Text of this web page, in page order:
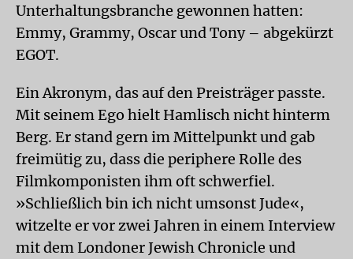
Unterhaltungsbranche gewonnen hatten:
Emmy, Grammy, Oscar und Tony – abgekürzt
EGOT.
Ein Akronym, das auf den Preisträger passte.
Mit seinem Ego hielt Hamlisch nicht hinterm
Berg. Er stand gern im Mittelpunkt und gab
freimütig zu, dass die periphere Rolle des
Filmkomponisten ihm oft schwerfiel.
»Schließlich bin ich nicht umsonst Jude«,
witzelte er vor zwei Jahren in einem Interview
mit dem Londoner Jewish Chronicle und